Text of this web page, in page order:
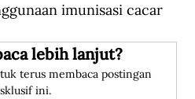
imunisasi cacar
lebih lanjut?
terus membaca postingan
ini.